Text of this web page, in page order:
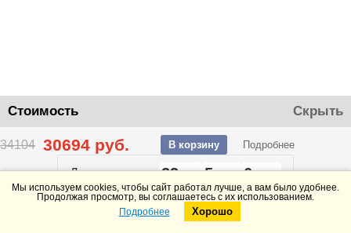
Стоимость Скрыть
34104 30694 руб. В корзину Подробнее
До конца акции23 5 6
Telegram
Мы используем cookies, чтобы сайт работал лучше, а вам было удобнее.
Продолжая просмотр, вы соглашаетесь с их использованием.
Подробнее
Хорошо